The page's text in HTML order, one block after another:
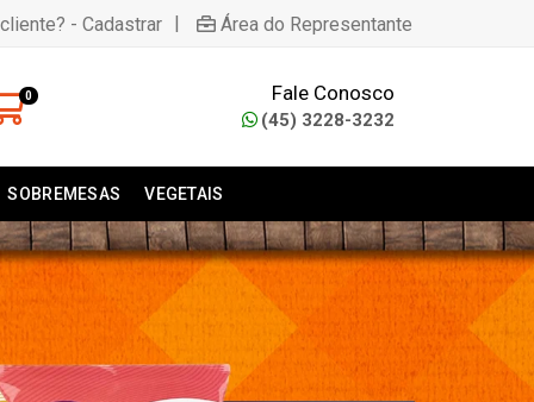
- Cadastrar | Área do Representante
0 Fale Conosco
(45) 3228-3232
SOBREMESAS VEGETAIS